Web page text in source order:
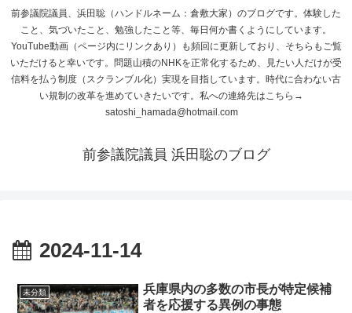
前参議院議員、浜田聡（ハンドルネーム：倉敷大家）のブログです。体験した
こと、気づいたこと、勉強したこと等、毎日何か書くようにしています。
YouTube動画（ページ内にリンクあり）も頻回に更新しており、そちらもご覧
いただけると幸いです。問題山積のNHKを正常化するため、見たい人だけが受
信料を払う制度（スクランブル化）実現を目指しています。時代に合わない古
い規制の改革を進めていきたいです。私への連絡先はこちら→
satoshi_hamada@hotmail.com
前参議院議員 浜田聡のブログ
2024-11-14
未分類
兵庫県内の多数の市長が特定候補
者を応援する異例の事態